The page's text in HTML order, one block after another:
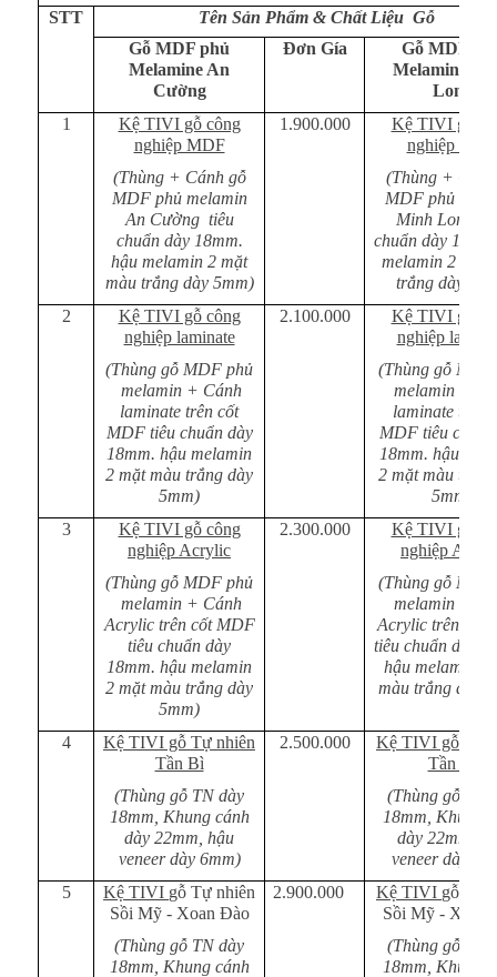
STT
Tên Sản Phẩm & Chất Liệu Gỗ
Gỗ MDF phủ
Melamine An
Cường
Đơn Gía
Gỗ MDF
Melamine
Long
1
Kệ TIVI gỗ công
nghiệp MDF
(Thùng + Cánh gỗ
MDF phủ melamin
An Cường tiêu
chuẩn dày 18mm.
hậu melamin 2 mặt
màu trắng dày 5mm)
1.900.000
Kệ TIVI gỗ
nghiệp MDF
(Thùng +
MDF phủ
Minh Long
chuẩn dày
melamin 2 mặt
trắng dày
2
Kệ TIVI gỗ công
nghiệp laminate
(Thùng gỗ MDF phủ
melamin + Cánh
laminate trên cốt
MDF tiêu chuẩn dày
18mm. hậu melamin
2 mặt màu trắng dày
5mm)
2.100.000
Kệ TIVI gỗ
nghiệp
(Thùng gỗ
melamin +
laminate trên
MDF tiêu
18mm. hậu
2 mặt màu
5mm)
3
Kệ TIVI gỗ công
nghiệp Acrylic
(Thùng gỗ MDF phủ
melamin + Cánh
Acrylic trên cốt MDF
tiêu chuẩn dày
18mm. hậu melamin
2 mặt màu trắng dày
5mm)
2.300.000
Kệ TIVI gỗ
nghiệp
(Thùng gỗ
melamin +
Acrylic trên cốt
tiêu chuẩn dày
hậu melamin 2
màu trắng dày
4
Kệ TIVI gỗ Tự nhiên
Tần Bì
(Thùng gỗ TN dày
18mm, Khung cánh
dày 22mm, hậu
veneer dày 6mm)
2.500.000
Kệ TIVI gỗ Tự
Tần Bì
(Thùng gỗ TN
18mm, Khung
dày 22mm,
veneer dày
5
Kệ TIVI gỗ Tự nhiên
Sồi Mỹ - Xoan Đào
(Thùng gỗ TN dày
18mm, Khung cánh
2.900.000 Kệ TIVI gỗ Tự
Sồi Mỹ - Xoan
(Thùng gỗ TN
18mm, Khung